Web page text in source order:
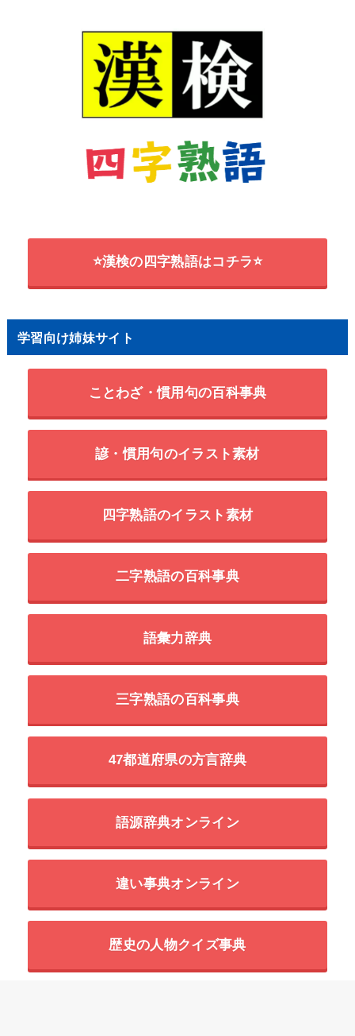
⭐漢検の四字熟語はコチラ⭐
学習向け姉妹サイト
ことわざ・慣用句の百科事典
諺・慣用句のイラスト素材
四字熟語のイラスト素材
二字熟語の百科事典
語彙力辞典
三字熟語の百科事典
47都道府県の方言辞典
語源辞典オンライン
違い事典オンライン
歴史の人物クイズ事典